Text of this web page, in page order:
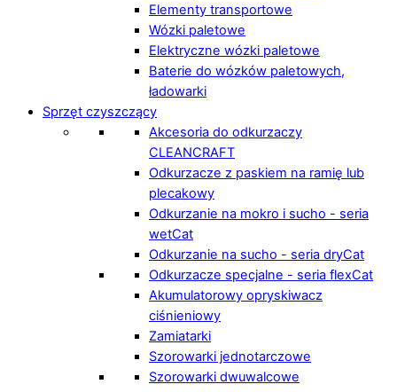
Elementy transportowe
Wózki paletowe
Elektryczne wózki paletowe
Baterie do wózków paletowych,
ładowarki
Sprzęt czyszczący
Akcesoria do odkurzaczy
CLEANCRAFT
Odkurzacze z paskiem na ramię lub
plecakowy
Odkurzanie na mokro i sucho - seria
wetCat
Odkurzanie na sucho - seria dryCat
Odkurzacze specjalne - seria flexCat
Akumulatorowy opryskiwacz
ciśnieniowy
Zamiatarki
Szorowarki jednotarczowe
Szorowarki dwuwalcowe